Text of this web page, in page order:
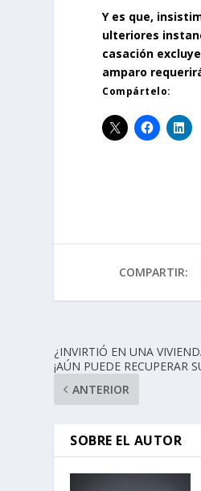
Y es que,
ulteriores
casación
amparo
Compártelo:
COMPARTIR:
¿INVIRTIÓ EN UNA
¡AÚN PUEDE RECUPERAR
ANTERIOR
SOBRE EL AUTOR